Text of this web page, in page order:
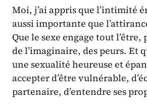
Moi, j’ai appris que l’intimité
aussi importante que
Que le sexe engage tout l’être,
de l’imaginaire, des peurs. Et
une sexualité heureuse et
accepter d’être vulnérable,
partenaire, d’entendre ses